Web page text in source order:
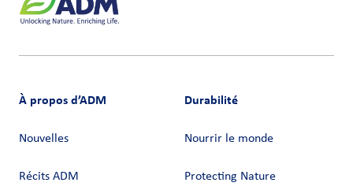
Vietnam
À propos d’ADM
Nouvelles
Récits ADM
Durabilité
Nourrir le monde
Protecting Nature